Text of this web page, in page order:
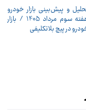
و پیش‌بینی بازار خودرو
هفته سوم مرداد 1405 / بازار
در پیچ بلاتکلیفی